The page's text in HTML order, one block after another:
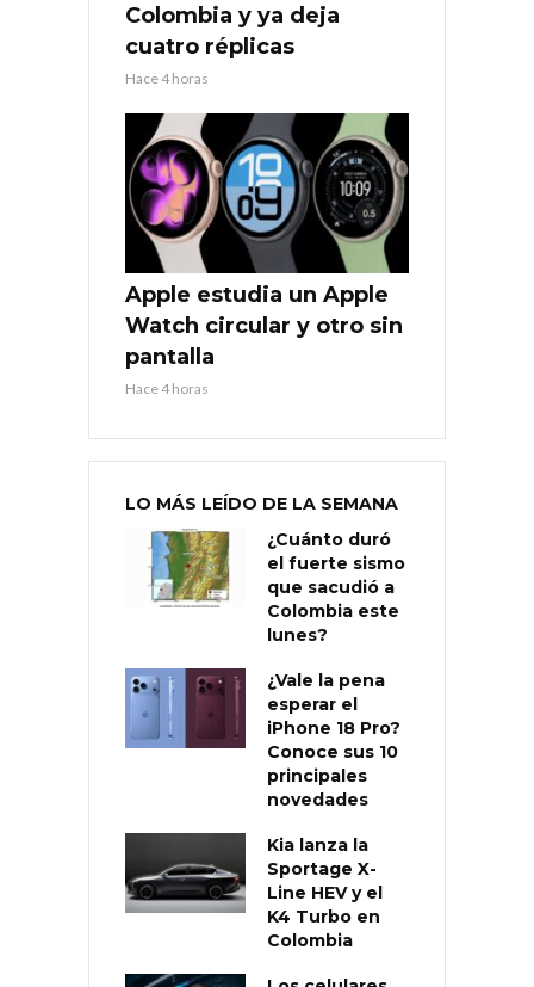
Colombia y ya deja
cuatro réplicas
Hace 4 horas
Apple estudia un Apple
Watch circular y otro sin
pantalla
Hace 4 horas
LO MÁS LEÍDO DE LA SEMANA
¿Cuánto duró
el fuerte sismo
que sacudió a
Colombia este
lunes?
¿Vale la pena
esperar el
iPhone 18 Pro?
Conoce sus 10
principales
novedades
Kia lanza la
Sportage X-
Line HEV y el
K4 Turbo en
Colombia